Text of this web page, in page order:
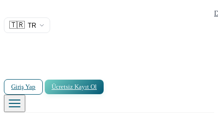
🇹🇷 TR
Giriş Yap Ücretsiz Kayıt Ol